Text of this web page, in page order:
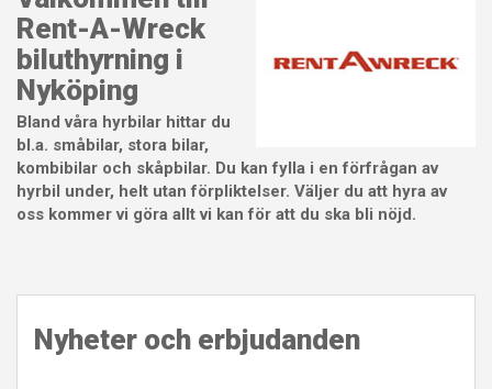
Rent-A-Wreck
biluthyrning i
Nyköping
Bland våra hyrbilar hittar du
bl.a. småbilar, stora bilar,
kombibilar och skåpbilar. Du kan fylla i en förfrågan av
hyrbil under, helt utan förpliktelser. Väljer du att hyra av
oss kommer vi göra allt vi kan för att du ska bli nöjd.
Nyheter och erbjudanden